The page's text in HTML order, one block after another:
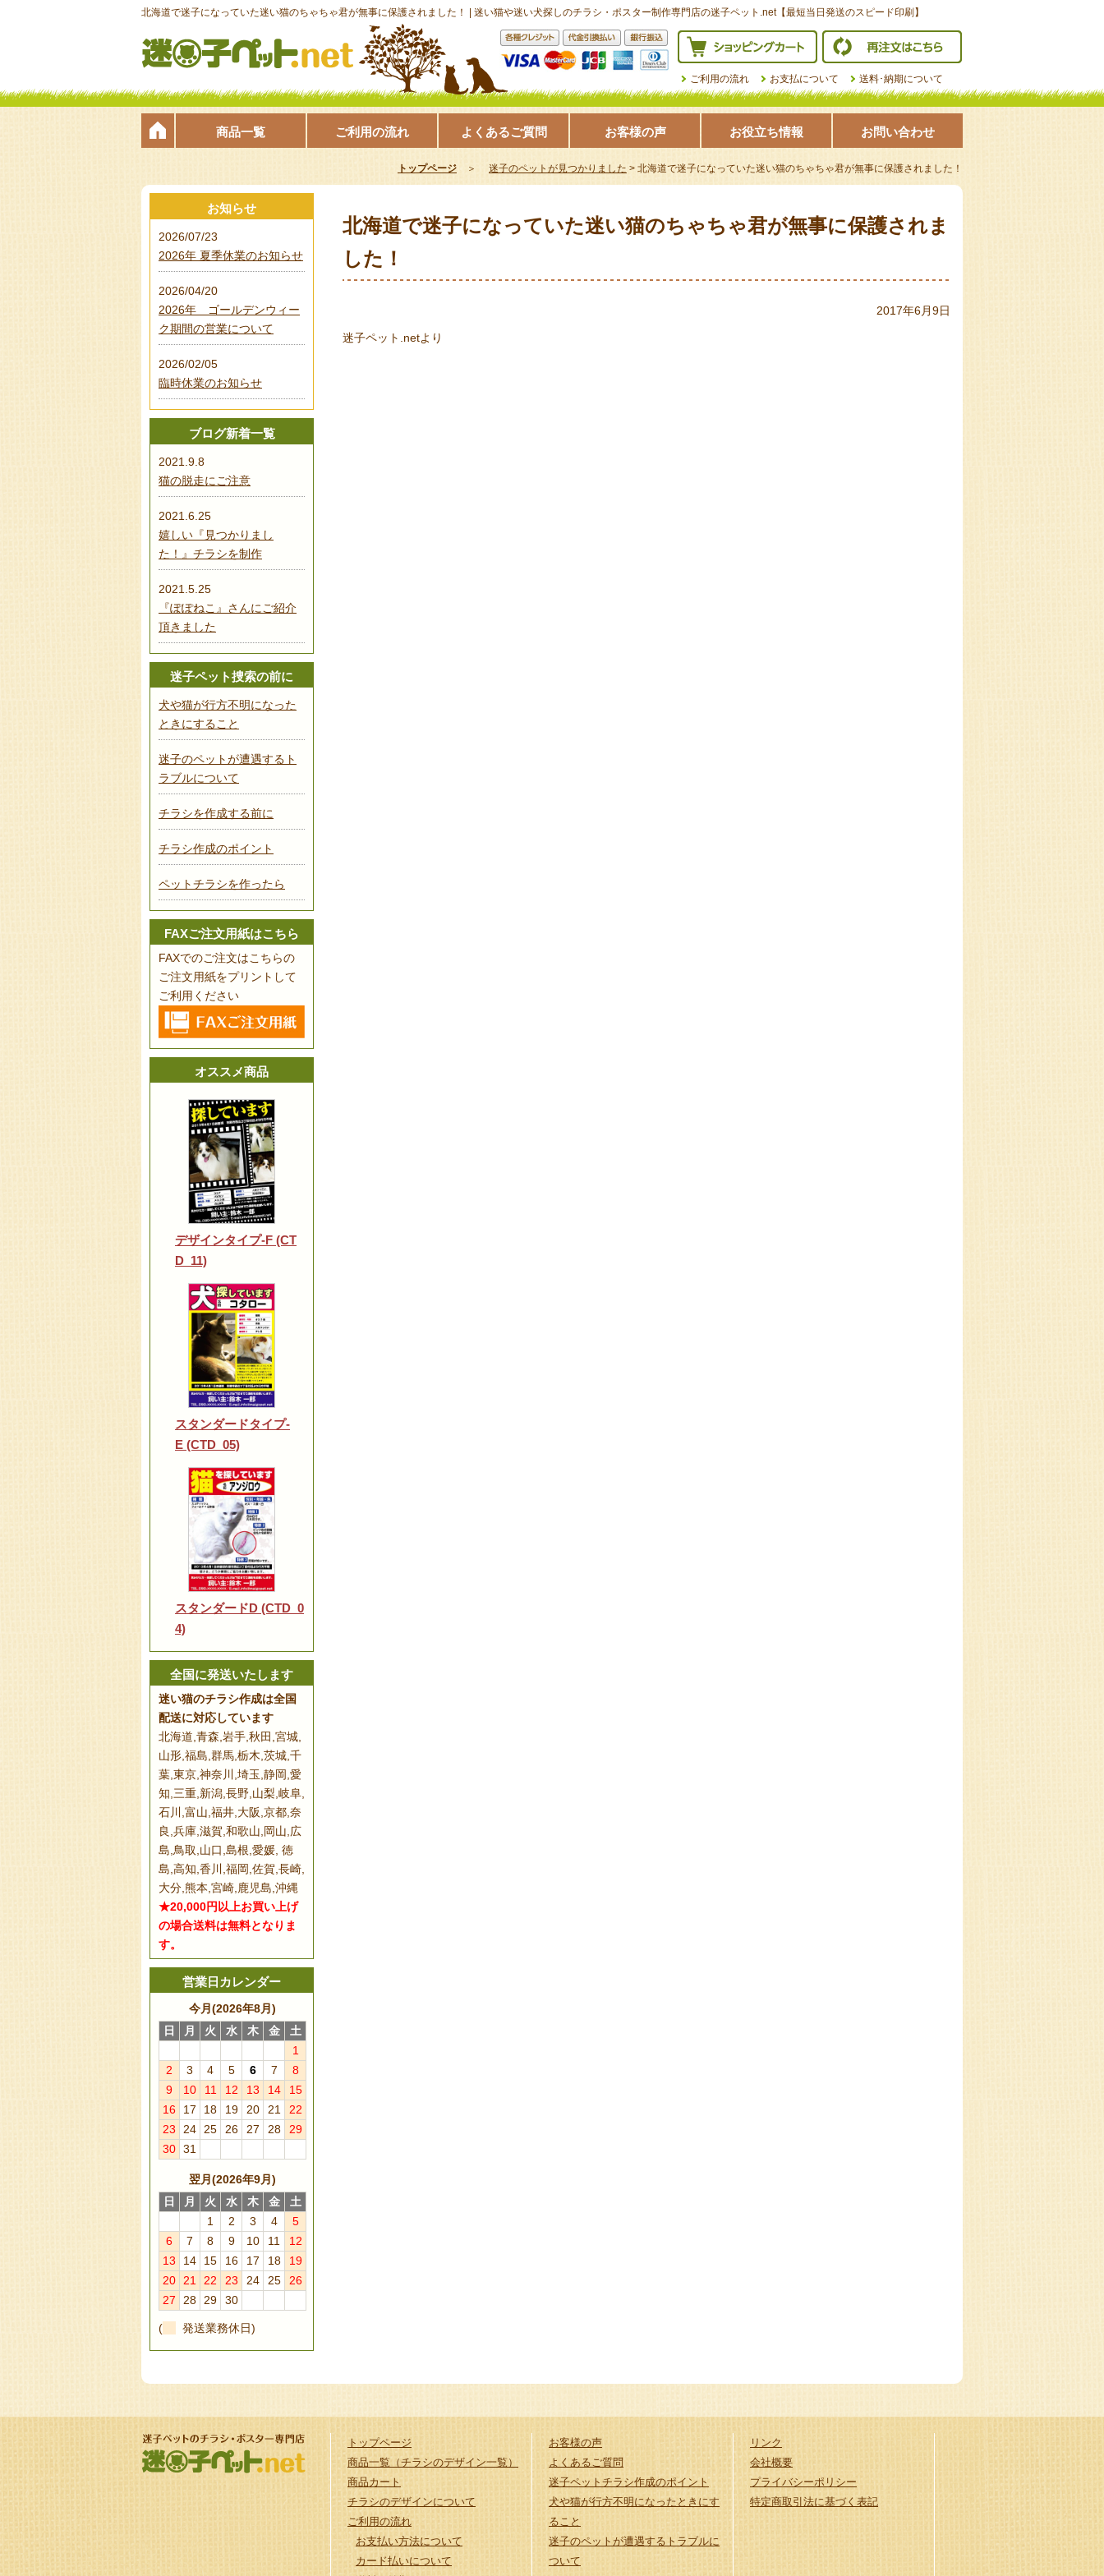
北海道で迷子になっていた迷い猫のちゃちゃ君が無事に保護されました！ | 迷い猫や迷い犬探しのチラシ・ポスター制作専門店の迷子ペット.net【最短当日発送のスピード印刷】
ショッピングカート
ご利用の流れ お支払について 送料･納期について
商品一覧 ご利用の流れ よくあるご質問 お客様の声 お役立ち情報 お問い合わせ
トップページ ＞ 迷子のペットが見つかりました > 北海道で迷子になっていた迷い猫のちゃちゃ君が無事に保護されました！
北海道で迷子になっていた迷い猫のちゃちゃ君が無事に保護されま
した！
2017年6月9日
迷子ペット.netより
お知らせ
2026/07/23
2026年 夏季休業のお知らせ
2026/04/20
2026年 ゴールデンウィー
ク期間の営業について
2026/02/05
臨時休業のお知らせ
ブログ新着一覧
2021.9.8
猫の脱走にご注意
2021.6.25
嬉しい『見つかりまし
た！』チラシを制作
2021.5.25
『ぽぽねこ』さんにご紹介
頂きました
迷子ペット捜索の前に
犬や猫が行方不明になった
ときにすること
迷子のペットが遭遇するト
ラブルについて
チラシを作成する前に
チラシ作成のポイント
ペットチラシを作ったら
FAXご注文用紙はこちら
FAXでのご注文はこちらの
ご注文用紙をプリントして
ご利用ください
オススメ商品
デザインタイプ-F (CT
D_11)
スタンダードタイプ-
E (CTD_05)
スタンダードD (CTD_0
4)
全国に発送いたします
迷い猫のチラシ作成は全国
配送に対応しています
北海道,青森,岩手,秋田,宮城,
山形,福島,群馬,栃木,茨城,千
葉,東京,神奈川,埼玉,静岡,愛
知,三重,新潟,長野,山梨,岐阜,
石川,富山,福井,大阪,京都,奈
良,兵庫,滋賀,和歌山,岡山,広
島,鳥取,山口,島根,愛媛, 徳
島,高知,香川,福岡,佐賀,長崎,
大分,熊本,宮崎,鹿児島,沖縄
★20,000円以上お買い上げ
の場合送料は無料となりま
す。
営業日カレンダー
今月(2026年8月)
日
月 火 水 木 金
土
1
2
3 4 5 6 7
8
9
10 11 12 13 14
15
16
17 18 19 20 21
22
23
24 25 26 27 28
29
30 31
翌月(2026年9月)
日
月 火 水 木 金
土
1
2 3 4
5
6
7 8 9 10 11
12
13
14 15 16 17 18
19
20
21 22 23 24 25
26
27
28 29 30
( 発送業務休日)
トップページ
商品一覧（チラシのデザイン一覧）
商品カート
チラシのデザインについて
ご利用の流れ
お支払い方法について
カード払いについて
お客様の声
よくあるご質問
迷子ペットチラシ作成のポイント
犬や猫が行方不明になったときにす
ること
迷子のペットが遭遇するトラブルに
ついて
リンク
会社概要
プライバシーポリシー
特定商取引法に基づく表記